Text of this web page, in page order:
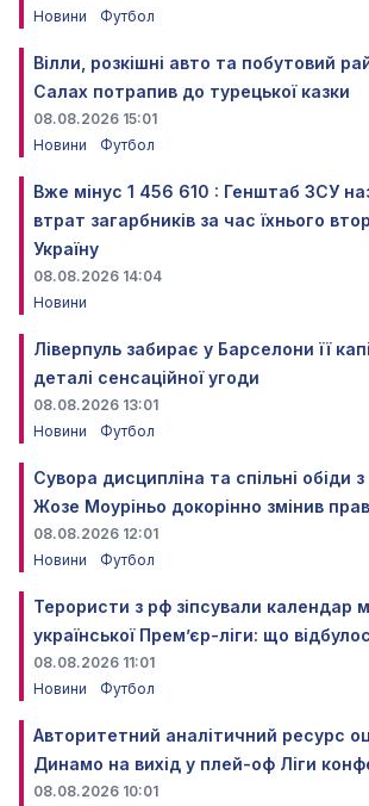
Новини
Футбол
Вілли, розкішні авто та побутовий
Салах потрапив до турецької казки
08.08.2026 15:01
Новини
Футбол
Вже мінус 1 456 610 : Генштаб ЗСУ
втрат загарбників за час їхнього
Україну
08.08.2026 14:04
Новини
Ліверпуль забирає у Барселони її
деталі сенсаційної угоди
08.08.2026 13:01
Новини
Футбол
Сувора дисципліна та спільні обіди
Жозе Моуріньо докорінно змінив
08.08.2026 12:01
Новини
Футбол
Терористи з рф зіпсували календар
української Прем’єр-ліги: що
08.08.2026 11:01
Новини
Футбол
Авторитетний аналітичний ресурс
Динамо на вихід у плей-оф Ліги
08.08.2026 10:01